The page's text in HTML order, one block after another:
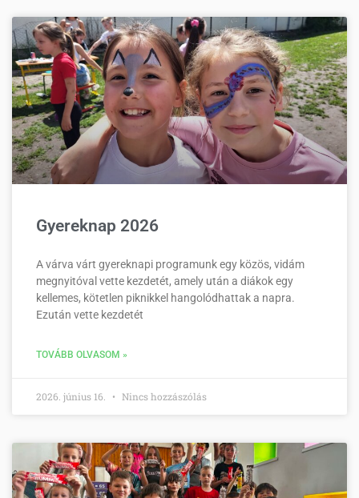
Gyereknap 2026
A várva várt gyereknapi programunk egy közös, vidám
megnyitóval vette kezdetét, amely után a diákok egy
kellemes, kötetlen piknikkel hangolódhattak a napra.
Ezután vette kezdetét
TOVÁBB OLVASOM »
2026. június 16. Nincs hozzászólás